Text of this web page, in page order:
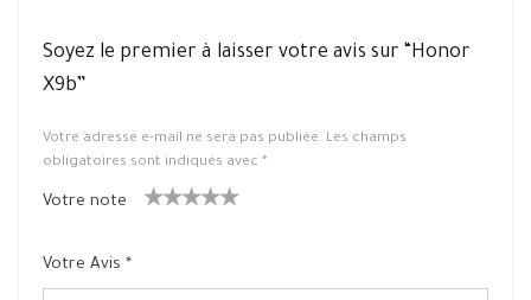
Soyez le premier à laisser votre avis sur “Honor
X9b”
Votre adresse e-mail ne sera pas publiée. Les champs
obligatoires sont indiqués avec *
Votre note
oil
sur
Votre Avis *